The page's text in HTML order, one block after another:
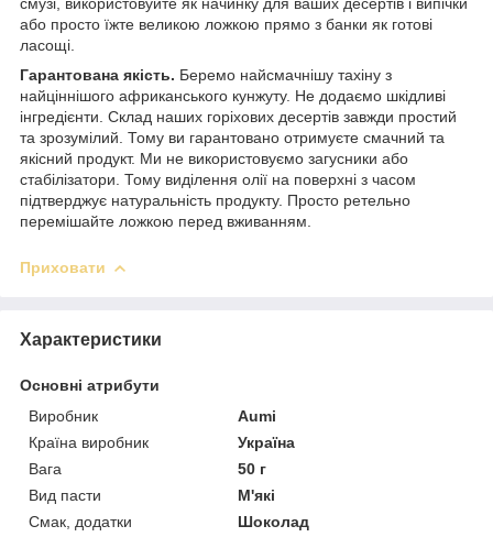
або просто їжте великою ложкою прямо з банки як готові
ласощі.
Гарантована якість. Беремо найсмачнішу тахіну з
найціннішого африканського кунжуту. Не додаємо шкідливі
інгредієнти. Склад наших горіхових десертів завжди простий
та зрозумілий. Тому ви гарантовано отримуєте смачний та
якісний продукт. Ми не використовуємо загусники або
стабілізатори. Тому виділення олії на поверхні з часом
підтверджує натуральність продукту. Просто ретельно
перемішайте ложкою перед вживанням.
Приховати
Характеристики
Основні атрибути
Виробник
Aumi
Країна виробник
Україна
Вага
50 г
Вид пасти
М'які
Смак, додатки
Шоколад